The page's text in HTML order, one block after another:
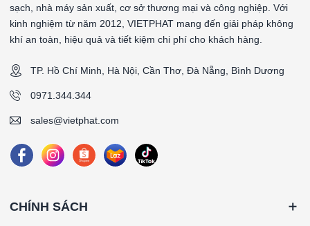
sạch, nhà máy sản xuất, cơ sở thương mại và công nghiệp. Với
kinh nghiệm từ năm 2012, VIETPHAT mang đến giải pháp không
khí an toàn, hiệu quả và tiết kiệm chi phí cho khách hàng.
TP. Hồ Chí Minh, Hà Nội, Cần Thơ, Đà Nẵng, Bình Dương
0971.344.344
sales@vietphat.com
CHÍNH SÁCH